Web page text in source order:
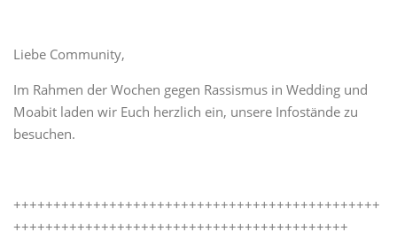
Liebe Community,
Im Rahmen der Wochen gegen Rassismus in Wedding und
Moabit laden wir Euch herzlich ein, unsere Infostände zu
besuchen.
++++++++++++++++++++++++++++++++++++++++++++++
++++++++++++++++++++++++++++++++++++++++++